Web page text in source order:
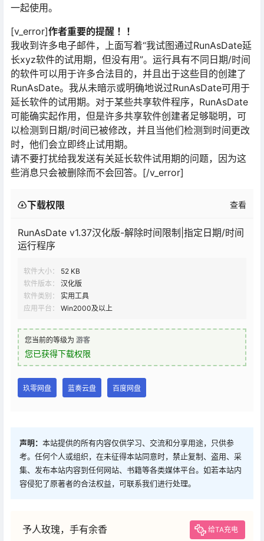
一起使用。
[v_error]作者重要的提醒 ！！
我收到许多电子邮件，上面写着“我试图通过RunAsDate延
长xyz软件的试用期，但没有用”。运行具有不同日期/时间
的软件可以用于许多合法目的，并且出于这些目的创建了
RunAsDate。我从未暗示或明确地说过RunAsDate可用于
延长软件的试用期。对于某些共享软件程序，RunAsDate
可能确实起作用，但是许多共享软件创建者足够聪明，可
以检测到日期/时间已被修改，并且当他们检测到时间更改
时，他们会立即终止试用期。
请不要打扰给我发送有关延长软件试用期的问题，因为这
些消息只会被删除而不会回答。[/v_error]
下载权限 查看
RunAsDate v1.37汉化版-解除时间限制|指定日期/时间
运行程序
软件大小：
52 KB
软件版本：
汉化版
软件类别：
实用工具
应用平台：
Win2000及以上
您当前的等级为 游客
您已获得下载权限
玖零网盘 蓝奏云盘 百度网盘
声明： 本站提供的所有内容仅供学习、交流和分享用途，只供参
考。任何个人或组织，在未征得本站同意时，禁止复制、盗用、采
集、发布本站内容到任何网站、书籍等各类媒体平台。如若本站内
容侵犯了原著者的合法权益，可联系我们进行处理。
予人玫瑰，手有余香 给TA充电